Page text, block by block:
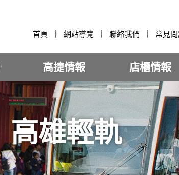
首頁 網站導覽 聯絡我們 常見
高捷情報 店櫃情報
高雄輕軌